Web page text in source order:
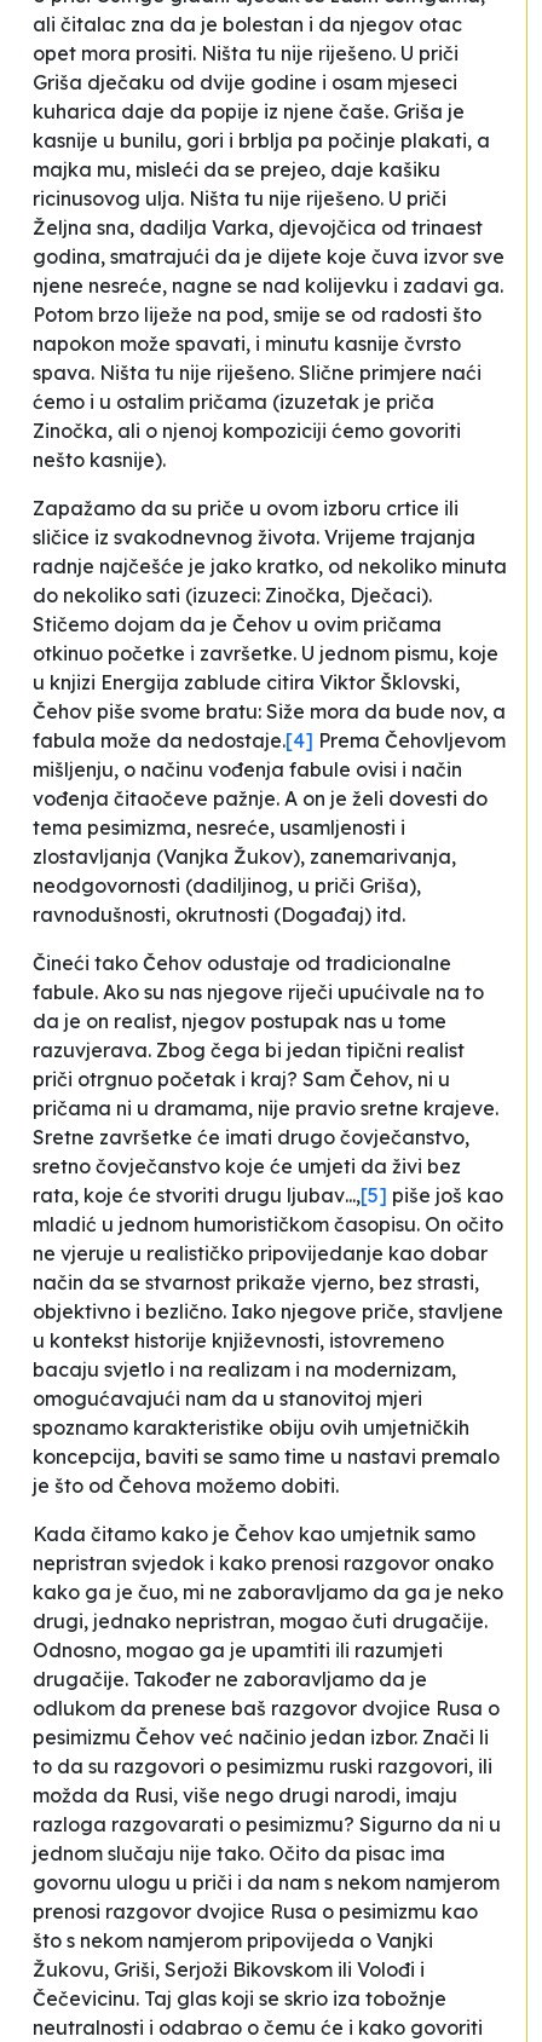
ali čitalac zna da je bolestan i da njegov otac
opet mora prositi. Ništa tu nije riješeno. U priči
Griša dječaku od dvije godine i osam mjeseci
kuharica daje da popije iz njene čaše. Griša je
kasnije u bunilu, gori i brblja pa počinje plakati, a
majka mu, misleći da se prejeo, daje kašiku
ricinusovog ulja. Ništa tu nije riješeno. U priči
Željna sna, dadilja Varka, djevojčica od trinaest
godina, smatrajući da je dijete koje čuva izvor sve
njene nesreće, nagne se nad kolijevku i zadavi ga.
Potom brzo liježe na pod, smije se od radosti što
napokon može spavati, i minutu kasnije čvrsto
spava. Ništa tu nije riješeno. Slične primjere naći
ćemo i u ostalim pričama (izuzetak je priča
Zinočka, ali o njenoj kompoziciji ćemo govoriti
nešto kasnije).
Zapažamo da su priče u ovom izboru crtice ili
sličice iz svakodnevnog života. Vrijeme trajanja
radnje najčešće je jako kratko, od nekoliko minuta
do nekoliko sati (izuzeci: Zinočka, Dječaci).
Stičemo dojam da je Čehov u ovim pričama
otkinuo početke i završetke. U jednom pismu, koje
u knjizi Energija zablude citira Viktor Šklovski,
Čehov piše svome bratu: Siže mora da bude nov, a
fabula može da nedostaje.[4] Prema Čehovljevom
mišljenju, o načinu vođenja fabule ovisi i način
vođenja čitaočeve pažnje. A on je želi dovesti do
tema pesimizma, nesreće, usamljenosti i
zlostavljanja (Vanjka Žukov), zanemarivanja,
neodgovornosti (dadiljinog, u priči Griša),
ravnodušnosti, okrutnosti (Događaj) itd.
Čineći tako Čehov odustaje od tradicionalne
fabule. Ako su nas njegove riječi upućivale na to
da je on realist, njegov postupak nas u tome
razuvjerava. Zbog čega bi jedan tipični realist
priči otrgnuo početak i kraj? Sam Čehov, ni u
pričama ni u dramama, nije pravio sretne krajeve.
Sretne završetke će imati drugo čovječanstvo,
sretno čovječanstvo koje će umjeti da živi bez
rata, koje će stvoriti drugu ljubav...,[5] piše još kao
mladić u jednom humorističkom časopisu. On očito
ne vjeruje u realističko pripovijedanje kao dobar
način da se stvarnost prikaže vjerno, bez strasti,
objektivno i bezlično. Iako njegove priče, stavljene
u kontekst historije književnosti, istovremeno
bacaju svjetlo i na realizam i na modernizam,
omogućavajući nam da u stanovitoj mjeri
spoznamo karakteristike obiju ovih umjetničkih
koncepcija, baviti se samo time u nastavi premalo
je što od Čehova možemo dobiti.
Kada čitamo kako je Čehov kao umjetnik samo
nepristran svjedok i kako prenosi razgovor onako
kako ga je čuo, mi ne zaboravljamo da ga je neko
drugi, jednako nepristran, mogao čuti drugačije.
Odnosno, mogao ga je upamtiti ili razumjeti
drugačije. Također ne zaboravljamo da je
odlukom da prenese baš razgovor dvojice Rusa o
pesimizmu Čehov već načinio jedan izbor. Znači li
to da su razgovori o pesimizmu ruski razgovori, ili
možda da Rusi, više nego drugi narodi, imaju
razloga razgovarati o pesimizmu? Sigurno da ni u
jednom slučaju nije tako. Očito da pisac ima
govornu ulogu u priči i da nam s nekom namjerom
prenosi razgovor dvojice Rusa o pesimizmu kao
što s nekom namjerom pripovijeda o Vanjki
Žukovu, Griši, Serjoži Bikovskom ili Volođi i
Čečevicinu. Taj glas koji se skrio iza tobožnje
neutralnosti i odabrao o čemu će i kako govoriti